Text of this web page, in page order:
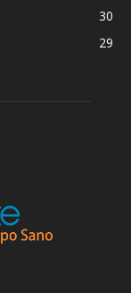
30
29